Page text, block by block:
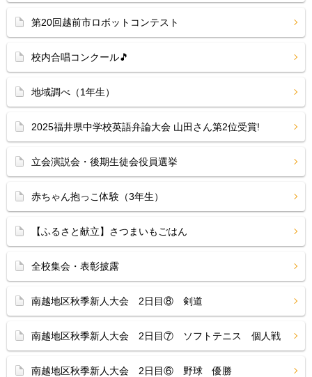
第20回越前市ロボットコンテスト
校内合唱コンクール🎵
地域調べ（1年生）
2025福井県中学校英語弁論大会 山田さん第2位受賞!
立会演説会・後期生徒会役員選挙
赤ちゃん抱っこ体験（3年生）
【ふるさと献立】さつまいもごはん
全校集会・表彰披露
南越地区秋季新人大会 2日目⑧ 剣道
南越地区秋季新人大会 2日目⑦ ソフトテニス 個人戦
南越地区秋季新人大会 2日目⑥ 野球 優勝